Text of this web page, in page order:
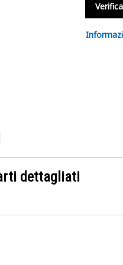
dettagliati